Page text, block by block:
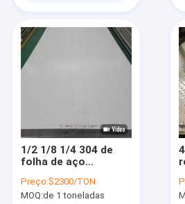
1/2 1/8 1/4 304 de
folha de aço
1MM 3MM Ss 304
2mm X 5" para
Preço:$2300/TON
MOQ:de 1 toneladas